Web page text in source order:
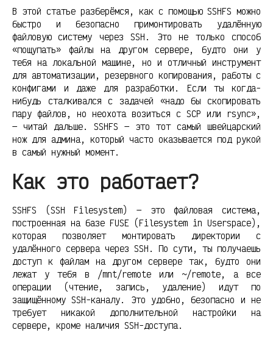
В этой статье разберёмся, как с помощью SSHFS можно
быстро и безопасно примонтировать удалённую
файловую систему через SSH. Это не только способ
«пощупать» файлы на другом сервере, будто они у
тебя на локальной машине, но и отличный инструмент
для автоматизации, резервного копирования, работы с
конфигами и даже для разработки. Если ты когда-
нибудь сталкивался с задачей «надо бы скопировать
пару файлов, но неохота возиться с SCP или rsync»,
— читай дальше. SSHFS — это тот самый швейцарский
нож для админа, который часто оказывается под рукой
в самый нужный момент.
Как это работает?
SSHFS (SSH Filesystem) — это файловая система,
построенная на базе FUSE (Filesystem in Userspace),
которая позволяет монтировать директории с
удалённого сервера через SSH. По сути, ты получаешь
доступ к файлам на другом сервере так, будто они
лежат у тебя в /mnt/remote или ~/remote, а все
операции (чтение, запись, удаление) идут по
защищённому SSH-каналу. Это удобно, безопасно и не
требует никакой дополнительной настройки на
сервере, кроме наличия SSH-доступа.